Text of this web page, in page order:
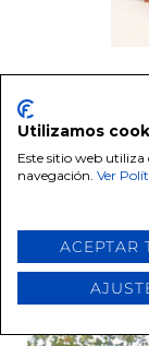
forma
revés,
Utilizamos
Este sitio web utiliza
navegación. Ver
ACEPTAR